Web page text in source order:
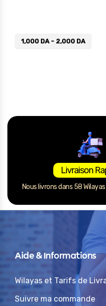
1,000 DA- 2,000 DA
Livraison
Nous livrons dans 58
Aide & Informations
Wilayas et Tarifs de
Suivre ma commande